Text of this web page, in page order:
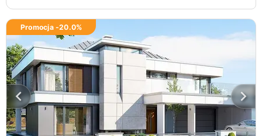
Promocja -20.0%